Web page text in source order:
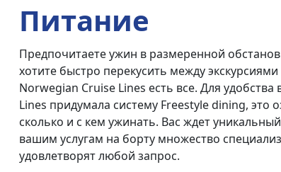
Питание
Предпочитаете ужин в размеренной
хотите быстро перекусить между
Norwegian Cruise Lines есть все. Для удобства
Lines придумала систему Freestyle dining, это
сколько и с кем ужинать. Вас ждет
вашим услугам на борту множество
удовлетворят любой запрос.